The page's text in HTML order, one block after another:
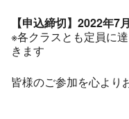
【申込締切】2022年7
※各クラスとも定員に
きます
皆様のご参加を心より